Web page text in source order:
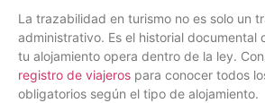
La trazabilidad en turismo no es solo un
administrativo. Es el historial documental
tu alojamiento opera dentro de la ley.
registro de viajeros para conocer todos
obligatorios según el tipo de alojamiento.